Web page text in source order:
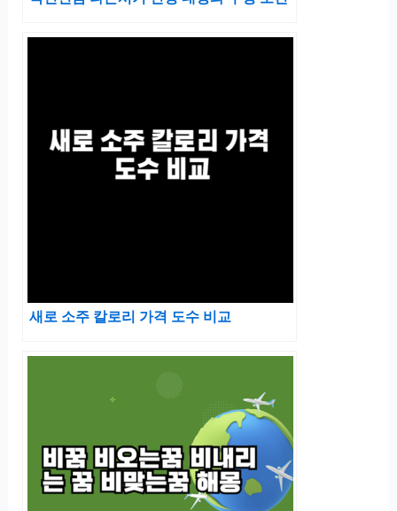
새로 소주 칼로리 가격 도수 비교